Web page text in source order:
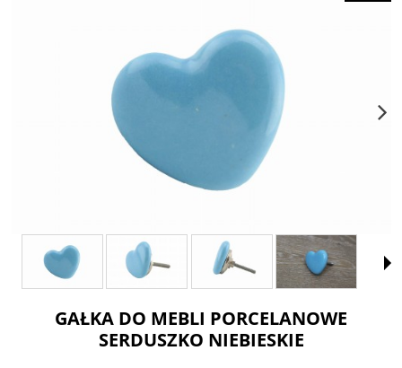
GAŁKA DO MEBLI PORCELANOWE
SERDUSZKO NIEBIESKIE